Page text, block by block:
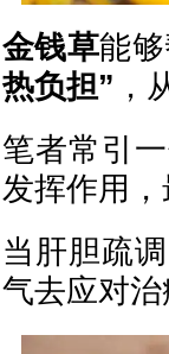
金钱草能
热负担” ，
笔者常引一
发挥作用
当肝胆疏
气去应对治